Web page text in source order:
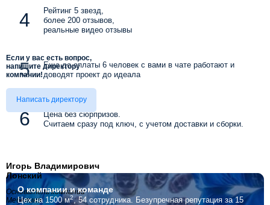
Рейтинг 5 звезд,
более 200 отзывов,
реальные видео отзывы
Еще до оплаты 6 человек с вами в чате работают и
доводят проект до идеала
Цена без сюрпризов.
Считаем сразу под ключ, с учетом доставки и сборки.
Если у вас есть вопрос,
напишите директору
компании!
Написать директору
Игорь Владимирович
Лонский
Основатель компании
Мебелино
О компаниии команде
Цех на 1500 м2, 54 сотрудника. Безупречная репутация за 15